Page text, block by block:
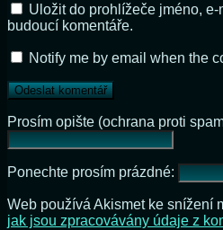
Uložit do prohlížeče jméno,
budoucí komentáře.
Notify me by email when the
Prosím opište (ochrana proti
Ponechte prosím prázdné:
Web používá Akismet ke snížení
jak jsou zpracovávány údaje z